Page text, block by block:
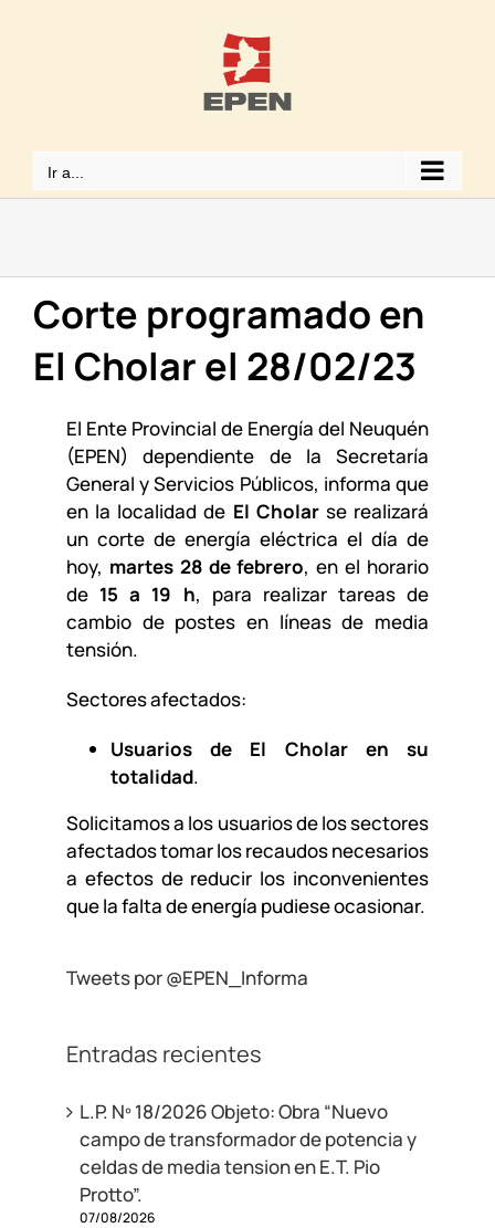
Ir a...
Corte programado en
El Cholar el 28/02/23
El Ente Provincial de Energía del Neuquén
(EPEN) dependiente de la Secretaría
General y Servicios Públicos, informa que
en la localidad de El Cholarse realizará
un corte de energía eléctrica el día de
hoy, martes 28 de febrero, en el horario
de 15 a 19 h, para realizar tareas de
cambio de postes en líneas de media
tensión.
Sectores afectados:
Usuarios de El Cholar en su
totalidad.
Solicitamos a los usuarios de los sectores
afectados tomar los recaudos necesarios
a efectos de reducir los inconvenientes
que la falta de energía pudiese ocasionar.
Tweets por @EPEN_Informa
Entradas recientes
L.P. Nº 18/2026 Objeto: Obra “Nuevo
campo de transformador de potencia y
celdas de media tension en E.T. Pio
Protto”.
07/08/2026